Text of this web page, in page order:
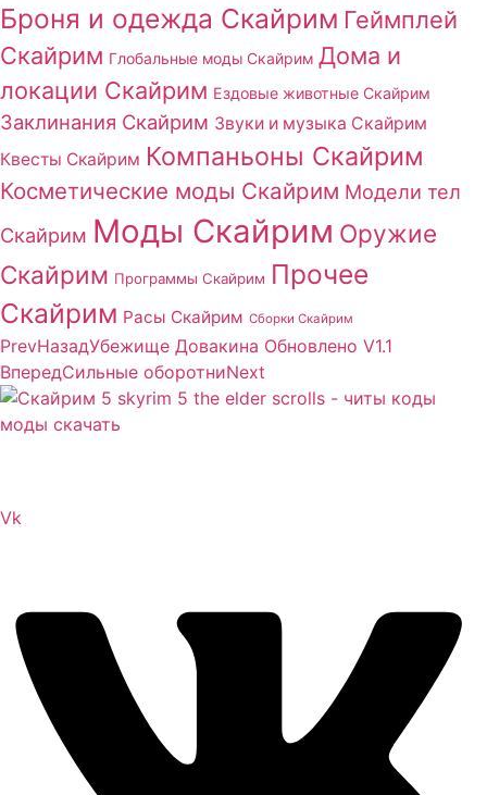
Броня и одежда Скайрим Геймплей
Скайрим Глобальные моды Скайрим Дома и
локации Скайрим Ездовые животные Скайрим
Заклинания Скайрим Звуки и музыка Скайрим
Квесты Скайрим Компаньоны Скайрим
Косметические моды Скайрим Модели тел
Скайрим Моды Скайрим Оружие
Скайрим Программы Скайрим Прочее
Скайрим Расы Скайрим Сборки Скайрим
PrevНазадУбежище Довакина Обновлено V1.1
ВпередСильные оборотниNext
Vk